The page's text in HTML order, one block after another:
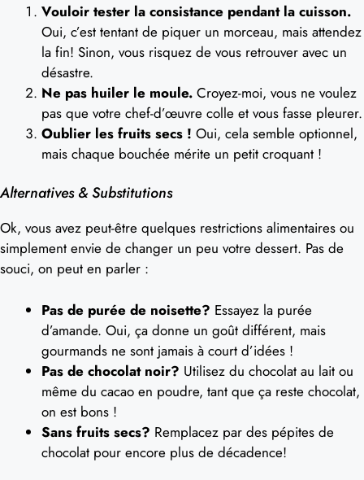
Vouloir tester la consistance pendant la cuisson.
Oui, c’est tentant de piquer un morceau, mais attendez
la fin! Sinon, vous risquez de vous retrouver avec un
désastre.
Ne pas huiler le moule. Croyez-moi, vous ne voulez
pas que votre chef-d’œuvre colle et vous fasse pleurer.
Oublier les fruits secs ! Oui, cela semble optionnel,
mais chaque bouchée mérite un petit croquant !
Alternatives & Substitutions
Ok, vous avez peut-être quelques restrictions alimentaires ou
simplement envie de changer un peu votre dessert. Pas de
souci, on peut en parler :
Pas de purée de noisette? Essayez la purée
d’amande. Oui, ça donne un goût différent, mais
gourmands ne sont jamais à court d’idées !
Pas de chocolat noir? Utilisez du chocolat au lait ou
même du cacao en poudre, tant que ça reste chocolat,
on est bons !
Sans fruits secs? Remplacez par des pépites de
chocolat pour encore plus de décadence!